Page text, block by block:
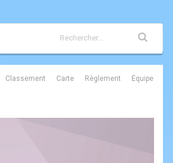
Classement Carte Règlement Équipe